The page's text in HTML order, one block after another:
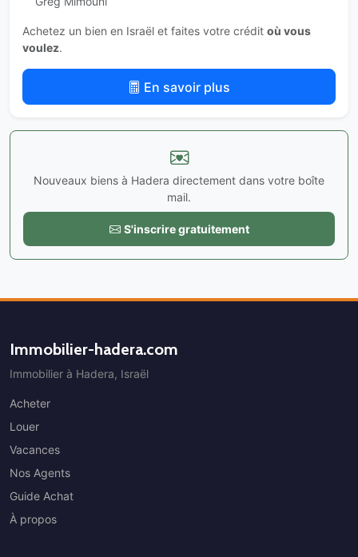
Achetez un bien en Israël et faites votre crédit où vous
voulez.
En savoir plus
Nouveaux biens à Hadera directement dans votre boîte
mail.
S'inscrire gratuitement
Immobilier-hadera.com
Immobilier à Hadera, Israël
Acheter
Louer
Vacances
Nos Agents
Guide Achat
À propos